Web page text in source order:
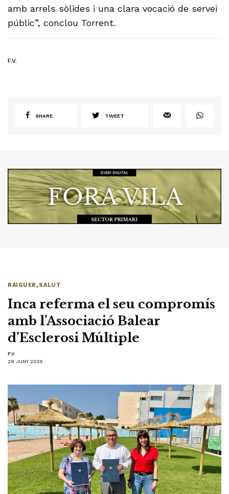
amb arrels sòlides i una clara vocació de servei
públic”, conclou Torrent.
F.V.
SHARE TWEET
RAIGUER ,SALUT
Inca referma el seu compromís
amb l’Associació Balear
d’Esclerosi Múltiple
F.V.
26 JUNY 2025